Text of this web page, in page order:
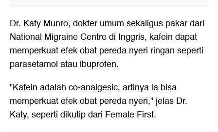
Dr. Katy Munro, dokter umum sekaligus pakar dari
National Migraine Centre di Inggris, kafein dapat
memperkuat efek obat pereda nyeri ringan seperti
parasetamol atau ibuprofen.
"Kafein adalah co-analgesic, artinya ia bisa
memperkuat efek obat pereda nyeri," jelas Dr.
Katy, seperti dikutip dari Female First.